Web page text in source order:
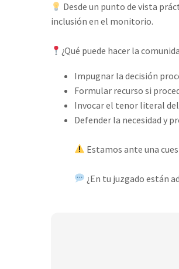
Desde un punto de vista
inclusión en el monitorio.⁣
¿Qué puede hacer la
Impugnar la decisión
Formular recurso si
Invocar el tenor literal del
Defender la necesidad y
Estamos ante una
¿En tu juzgado están